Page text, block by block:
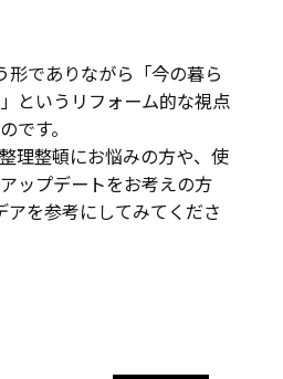
形でありながら「今の暮ら
というリフォーム的な視点
です。
理整頓にお悩みの方や、使
ップデートをお考えの方
アを参考にしてみてくださ